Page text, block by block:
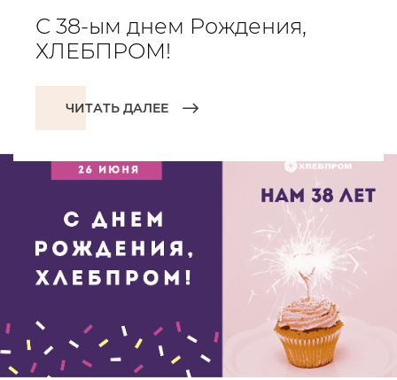
С 38-ым днем Рождения,
ХЛЕБПРОМ!
ЧИТАТЬ ДАЛЕЕ